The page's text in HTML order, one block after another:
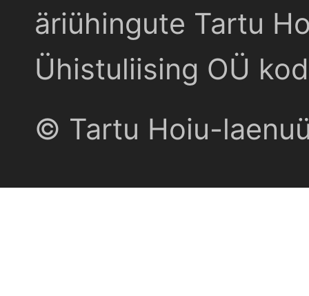
äriühingute Tartu
Ühistuliising OÜ
© Tartu Hoiu-